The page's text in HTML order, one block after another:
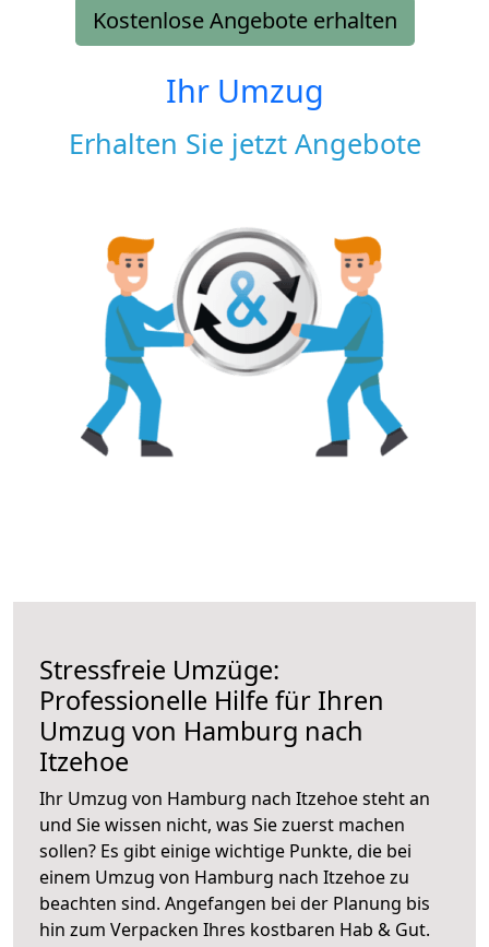
Kostenlose Angebote erhalten
Ihr Umzug
Erhalten Sie jetzt Angebote
Stressfreie Umzüge:
Professionelle Hilfe für Ihren
Umzug von Hamburg nach
Itzehoe
Ihr Umzug von Hamburg nach Itzehoe steht an
und Sie wissen nicht, was Sie zuerst machen
sollen? Es gibt einige wichtige Punkte, die bei
einem Umzug von Hamburg nach Itzehoe zu
beachten sind. Angefangen bei der Planung bis
hin zum Verpacken Ihres kostbaren Hab & Gut.